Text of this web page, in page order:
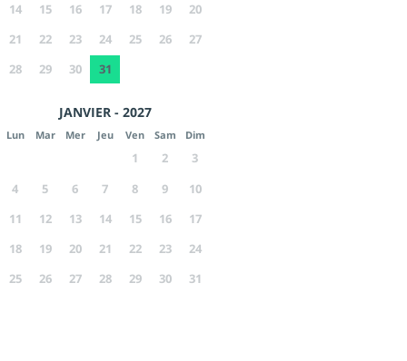
14
15 16 17 18 19
20
21
22 23 24 25 26
27
28
29 30 31
JANVIER - 2027
Lun Mar Mer Jeu Ven Sam Dim
1 2
3
4
5 6 7 8 9
10
11
12 13 14 15 16
17
18
19 20 21 22 23
24
25
26 27 28 29 30 31